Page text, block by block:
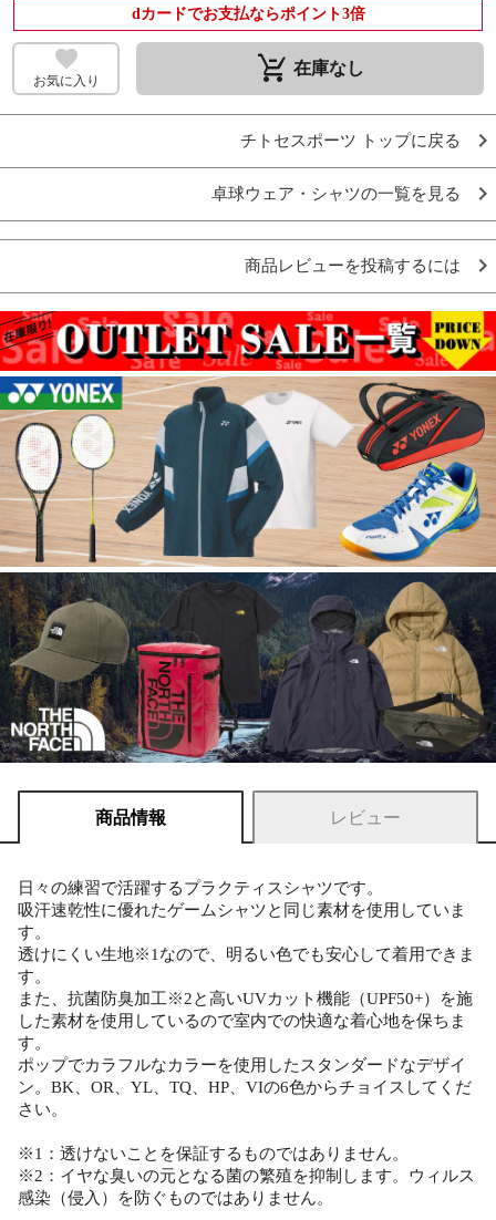
dカードでお支払ならポイント3倍
お気に入り remove_shopping_cart 在庫なし
チトセスポーツ トップに戻る
卓球ウェア・シャツの一覧を見る
商品レビューを投稿するには
商品情報 レビュー
日々の練習で活躍するプラクティスシャツです。
吸汗速乾性に優れたゲームシャツと同じ素材を使用していま
す。
透けにくい生地※1なので、明るい色でも安心して着用できま
す。
また、抗菌防臭加工※2と高いUVカット機能（UPF50+）を施
した素材を使用しているので室内での快適な着心地を保ちま
す。
ポップでカラフルなカラーを使用したスタンダードなデザイ
ン。BK、OR、YL、TQ、HP、VIの6色からチョイスしてくだ
さい。
※1：透けないことを保証するものではありません。
※2：イヤな臭いの元となる菌の繁殖を抑制します。ウィルス
感染（侵入）を防ぐものではありません。